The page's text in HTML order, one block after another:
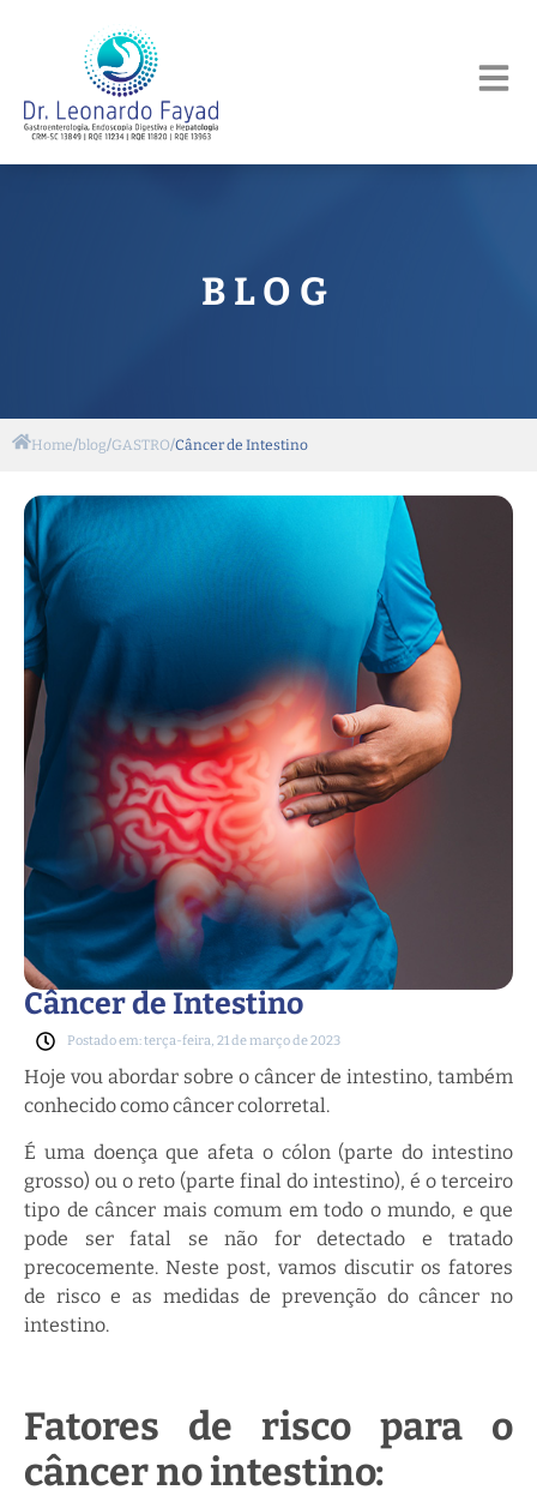
BLOG
Home/blog/GASTRO/Câncer de Intestino
Câncer de Intestino
Postado em: terça-feira, 21 de março de 2023
Hoje vou abordar sobre o câncer de intestino, também
conhecido como câncer colorretal.
É uma doença que afeta o cólon (parte do intestino
grosso) ou o reto (parte final do intestino), é o terceiro
tipo de câncer mais comum em todo o mundo, e que
pode ser fatal se não for detectado e tratado
precocemente. Neste post, vamos discutir os fatores
de risco e as medidas de prevenção do câncer no
intestino.
Fatores de risco para o
câncer no intestino: